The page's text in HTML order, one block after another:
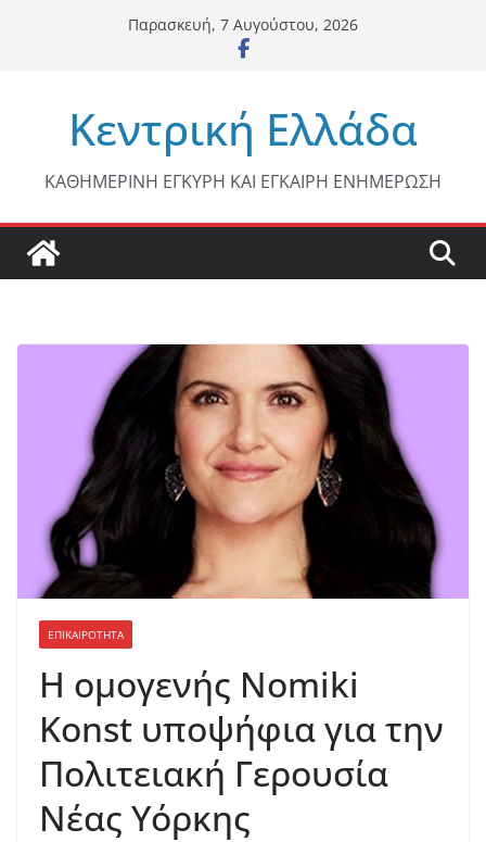
Παρασκευή, 7 Αυγούστου, 2026
Κεντρική Ελλάδα
ΚΑΘΗΜΕΡΙΝΗ ΕΓΚΥΡΗ ΚΑΙ ΕΓΚΑΙΡΗ ΕΝΗΜΕΡΩΣΗ
ΕΠΙΚΑΙΡΟΤΗΤΑ
Η ομογενής Nomiki
Konst υποψήφια για την
Πολιτειακή Γερουσία
Νέας Υόρκης